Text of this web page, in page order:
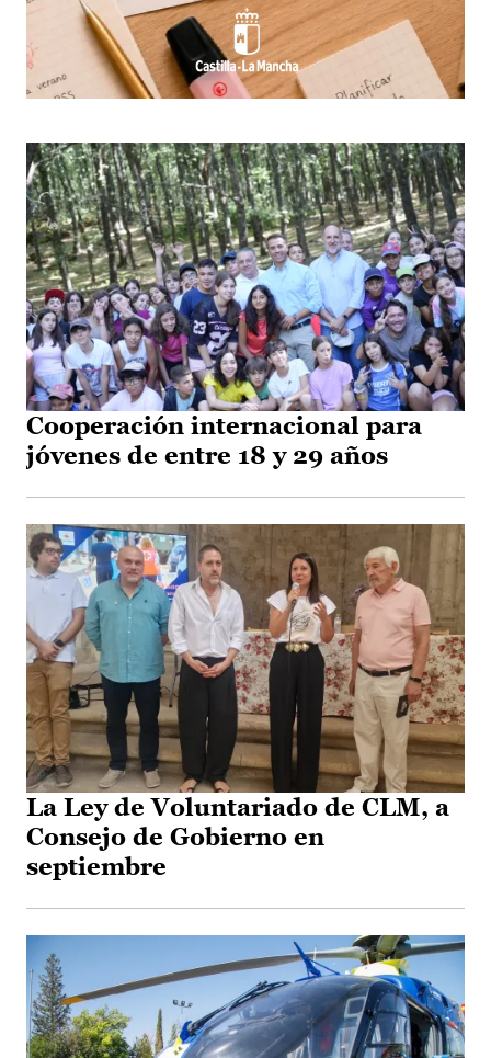
Cooperación internacional para
jóvenes de entre 18 y 29 años
La Ley de Voluntariado de CLM, a
Consejo de Gobierno en
septiembre